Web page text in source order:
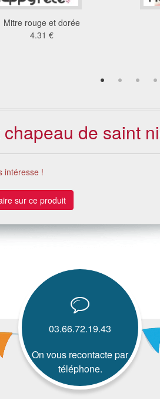
Mitre rouge et dorée
4.31 €
de saint
intéresse !
sur ce produit
03.66.72.19.43
On vous recontacte par
téléphone.